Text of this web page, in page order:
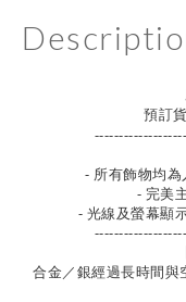
預訂
- 所有飾物均
- 完美
- 光線及螢幕顯
合金／銀經過長時間與